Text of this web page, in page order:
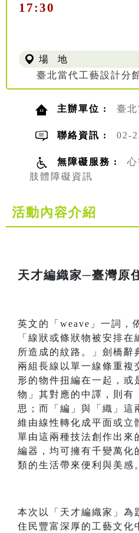
17:30
場 地
臺北當代工藝設計分
主辦單位 : 臺
聯絡資訊 : 02-
無障礙服務 :
肢體障礙資訊
活動內容介紹
天才編織家─臺灣原
英文的「weave」一詞，
「線狀或條狀物被安排
所造成的紋路。」劍橋辭
兩組長線以單一線條重複
形的物件扭編在一起，或
物」其對應的中譯，則有
思；而「編」與「織」這
維由線性轉化成平面或立
單由這兩種技法創作出來
編器，均可擁有千變萬化
類的生活帶來便利與美感
本次以「天才編織家」為
住民豐富深厚的工藝文化